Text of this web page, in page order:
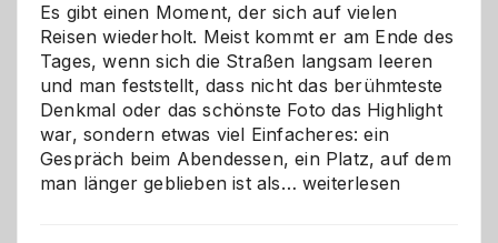
Es gibt einen Moment, der sich auf vielen
Reisen wiederholt. Meist kommt er am Ende des
Tages, wenn sich die Straßen langsam leeren
und man feststellt, dass nicht das berühmteste
Denkmal oder das schönste Foto das Highlight
war, sondern etwas viel Einfacheres: ein
Gespräch beim Abendessen, ein Platz, auf dem
man länger geblieben ist als… Als
weiterlesen